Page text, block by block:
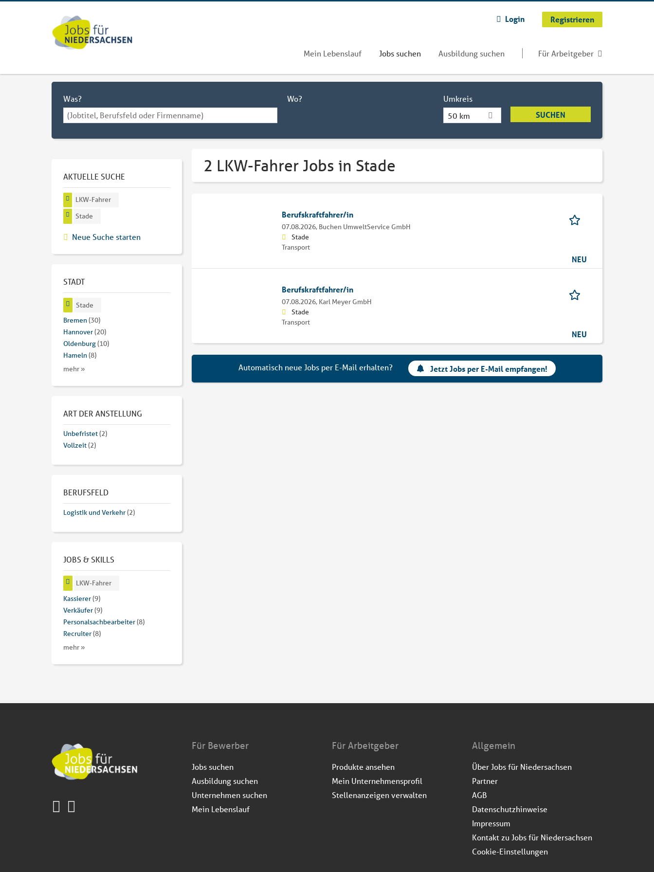
Login Registrieren
Mein Lebenslauf Jobs suchen Ausbildung suchen Für Arbeitgeber
Was? Wo?
Umkreis
50 km
2 LKW-Fahrer Jobs in Stade
Berufskraftfahrer/in
07.08.2026, Buchen UmweltService GmbH
Stade
Transport
NEU
Berufskraftfahrer/in
07.08.2026, Karl Meyer GmbH
Stade
Transport
NEU
Automatisch neue Jobs per E-Mail erhalten? Jetzt Jobs per E-Mail empfangen!
AKTUELLE SUCHE
LKW-Fahrer
Stade
Neue Suche starten
STADT
Stade
Bremen(30)
Hannover(20)
Oldenburg(10)
Hameln(8)
mehr »
ART DER ANSTELLUNG
Unbefristet(2)
Vollzeit(2)
BERUFSFELD
Logistik und Verkehr(2)
JOBS & SKILLS
LKW-Fahrer
Kassierer(9)
Verkäufer(9)
Personalsachbearbeiter(8)
Recruiter(8)
mehr »
Für Bewerber
Jobs suchen
Ausbildung suchen
Unternehmen suchen
Mein Lebenslauf
Für Arbeitgeber
Produkte ansehen
Mein Unternehmensprofil
Stellenanzeigen verwalten
Allgemein
Über Jobs für Niedersachsen
Partner
AGB
Datenschutzhinweise
Impressum
Kontakt zu Jobs für Niedersachsen
Cookie-Einstellungen